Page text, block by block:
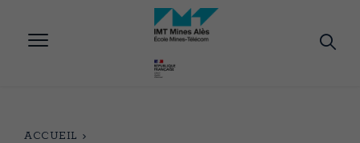
contenu
ACCUEIL